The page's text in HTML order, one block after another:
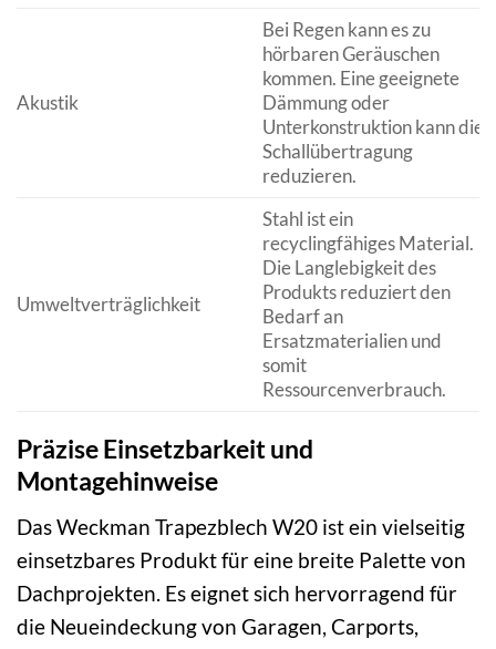
Akustik
Bei Regen kann es zu
hörbaren Geräuschen
kommen. Eine geeignete
Dämmung oder
Unterkonstruktion kann die
Schallübertragung
reduzieren.
Umweltverträglichkeit
Stahl ist ein
recyclingfähiges Material.
Die Langlebigkeit des
Produkts reduziert den
Bedarf an
Ersatzmaterialien und
somit
Ressourcenverbrauch.
Präzise Einsetzbarkeit und
Montagehinweise
Das Weckman Trapezblech W20 ist ein vielseitig
einsetzbares Produkt für eine breite Palette von
Dachprojekten. Es eignet sich hervorragend für
die Neueindeckung von Garagen, Carports,